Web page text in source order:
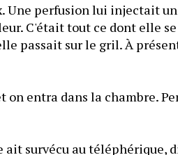
Une perfusion lui injectait
C'était tout ce dont elle
passait sur le gril. À
on entra dans la chambre.
survécu au téléphérique,